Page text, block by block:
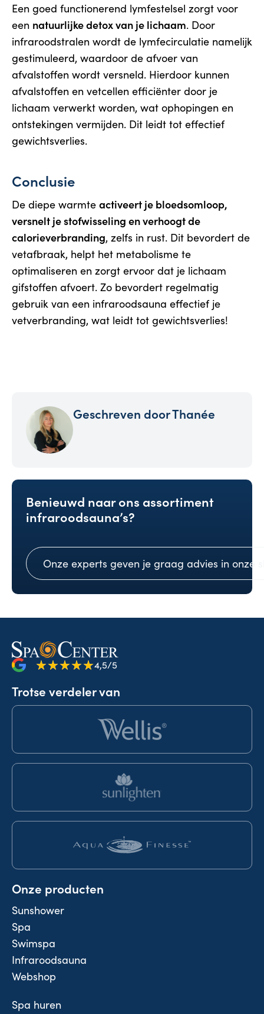
Een goed functionerend lymfestelsel zorgt voor
een natuurlijke detox van je lichaam. Door
infraroodstralen wordt de lymfecirculatie namelijk
gestimuleerd, waardoor de afvoer van
afvalstoffen wordt versneld. Hierdoor kunnen
afvalstoffen en vetcellen efficiënter door je
lichaam verwerkt worden, wat ophopingen en
ontstekingen vermijden. Dit leidt tot effectief
gewichtsverlies.
Conclusie
De diepe warmte activeert je bloedsomloop,
versnelt je stofwisseling en verhoogt de
calorieverbranding, zelfs in rust. Dit bevordert de
vetafbraak, helpt het metabolisme te
optimaliseren en zorgt ervoor dat je lichaam
gifstoffen afvoert. Zo bevordert regelmatig
gebruik van een infraroodsauna effectief je
vetverbranding, wat leidt tot gewichtsverlies!
Geschreven doorThanée
Benieuwd naar ons assortiment
infraroodsauna’s?
Onze experts geven je graag advies in onze
4,5/5
Trotse verdeler van
Onze producten
Sunshower
Spa
Swimspa
Infraroodsauna
Webshop
Spa huren